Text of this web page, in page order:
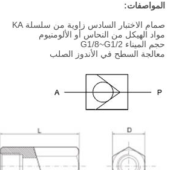
المواصفات:
صمام الاختبار السادس زاوية من سلسلة KA
مواد الهيكل من النحاس أو الألومنيوم
حجم الميناء G1/8~G1/2
معالجة السطح في الأندوز الصلب